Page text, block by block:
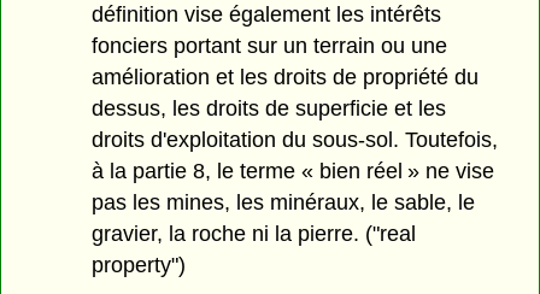
définition vise également les intérêts
fonciers portant sur un terrain ou une
amélioration et les droits de propriété du
dessus, les droits de superficie et les
droits d'exploitation du sous-sol. Toutefois,
à la partie 8, le terme « bien réel » ne vise
pas les mines, les minéraux, le sable, le
gravier, la roche ni la pierre. ("real
property")